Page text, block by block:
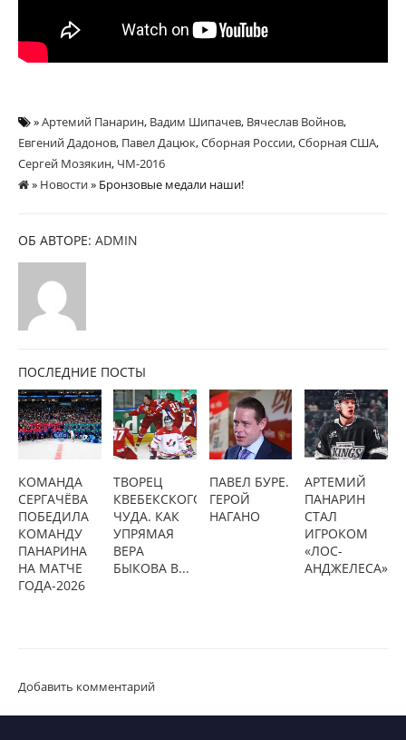
»Артемий Панарин, Вадим Шипачев, Вячеслав Войнов,
Евгений Дадонов, Павел Дацюк,Сборная России,Сборная США,
Сергей Мозякин, ЧМ-2016
» Новости» Бронзовые медали наши!
ОБ АВТОРЕ: ADMIN
ПОСЛЕДНИЕ ПОСТЫ
КОМАНДА
СЕРГАЧЁВА
ПОБЕДИЛА
КОМАНДУ
ПАНАРИНА
НА МАТЧЕ
ГОДА-2026
ТВОРЕЦ
КВЕБЕКСКОГО
ЧУДА. КАК
УПРЯМАЯ
ВЕРА
БЫКОВА В...
ПАВЕЛ БУРЕ.
ГЕРОЙ
НАГАНО
АРТЕМИЙ
ПАНАРИН
СТАЛ
ИГРОКОМ
«ЛОС-
АНДЖЕЛЕСА»
Добавить комментарий